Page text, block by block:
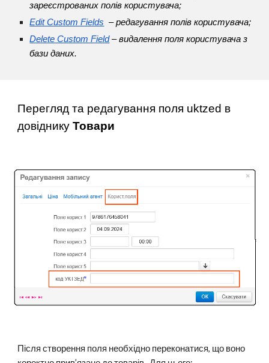
зареєстрованих полів користувача;
Edit Custom Fields – редагування полів користувача;
Delete Custom Field–видалення поля користувача з
бази даних.
Перегляд та редагування поля uktzed в
довідникуТовари
Після створення поля необхідно переконатися, що воно